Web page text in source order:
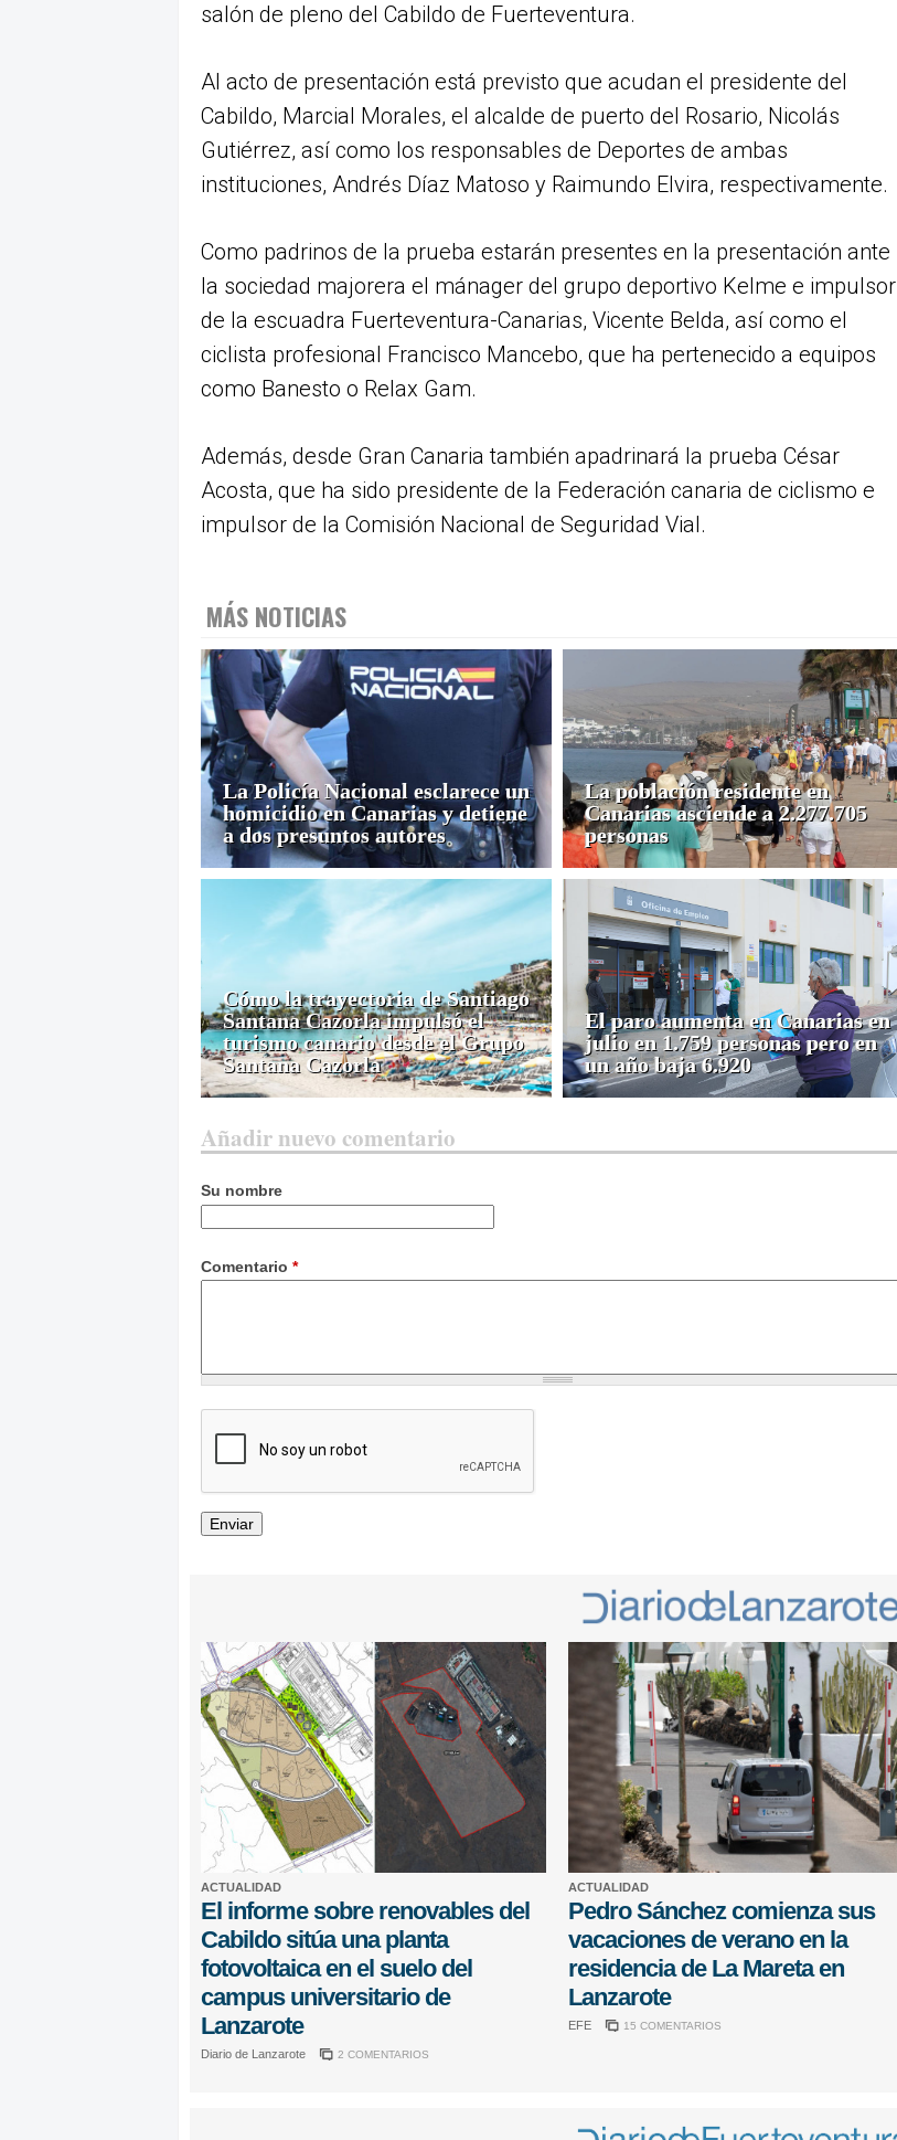
salón de pleno del Cabildo de Fuerteventura.
Al acto de presentación está previsto que acudan el presidente del
Cabildo, Marcial Morales, el alcalde de puerto del Rosario, Nicolás
Gutiérrez, así como los responsables de Deportes de ambas
instituciones, Andrés Díaz Matoso y Raimundo Elvira, respectivamente.
Como padrinos de la prueba estarán presentes en la presentación ante
la sociedad majorera el mánager del grupo deportivo Kelme e impulsor
de la escuadra Fuerteventura-Canarias, Vicente Belda, así como el
ciclista profesional Francisco Mancebo, que ha pertenecido a equipos
como Banesto o Relax Gam.
Además, desde Gran Canaria también apadrinará la prueba César
Acosta, que ha sido presidente de la Federación canaria de ciclismo e
impulsor de la Comisión Nacional de Seguridad Vial.
MÁS NOTICIAS
La Policía Nacional esclarece un
homicidio en Canarias y detiene
a dos presuntos autores
La población residente en
Canarias asciende a 2.277.705
personas
Cómo la trayectoria de Santiago
Santana Cazorla impulsó el
turismo canario desde el Grupo
Santana Cazorla
El paro aumenta en Canarias en
julio en 1.759 personas pero en
un año baja 6.920
Añadir nuevo comentario
Su nombre
Comentario *
ACTUALIDAD
El informe sobre renovables del
Cabildo sitúa una planta
fotovoltaica en el suelo del
campus universitario de
Lanzarote
Diario de Lanzarote 2 COMENTARIOS
ACTUALIDAD
Pedro Sánchez comienza sus
vacaciones de verano en la
residencia de La Mareta en
Lanzarote
EFE 15 COMENTARIOS